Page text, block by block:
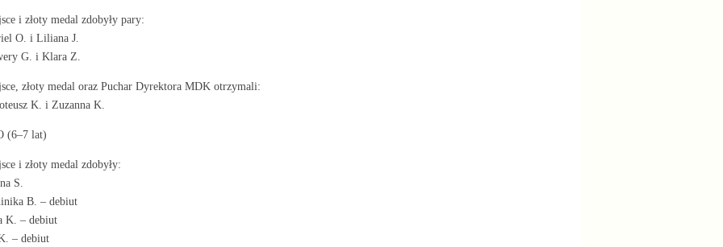
i złoty medal zdobyły pary:
O. i Liliana J.
G. i Klara Z.
złoty medal oraz Puchar Dyrektora MDK otrzymali:
K. i Zuzanna K.
(6–7 lat)
i złoty medal zdobyły:
S.
B. – debiut
K. – debiut
– debiut